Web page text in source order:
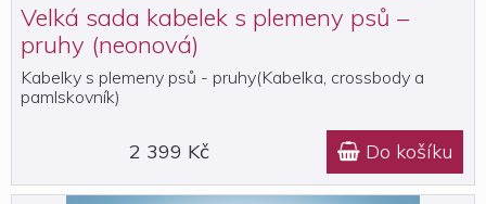
Velká sada kabelek s plemeny psů –
pruhy (neonová)
Kabelky s plemeny psů - pruhy(Kabelka, crossbody a
pamlskovník)
2 399 Kč  Do košíku